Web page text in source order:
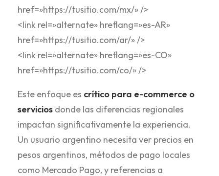
href=»https://tusitio.com/mx/» />
<link rel=»alternate» hreflang=»es-AR»
href=»https://tusitio.com/ar/» />
<link rel=»alternate» hreflang=»es-CO»
href=»https://tusitio.com/co/» />
Este enfoque es crítico para e-commerce o
servicios donde las diferencias regionales
impactan significativamente la experiencia.
Un usuario argentino necesita ver precios en
pesos argentinos, métodos de pago locales
como Mercado Pago, y referencias a